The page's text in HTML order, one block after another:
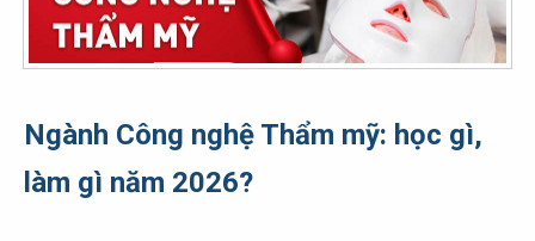
Ngành Công nghệ Thẩm mỹ: học gì,
làm gì năm 2026?